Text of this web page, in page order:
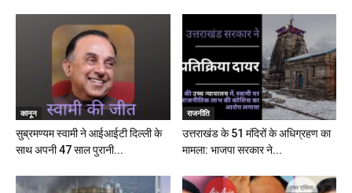
कानून
सुब्रमण्यम स्वामी ने आईआईटी दिल्ली के
साथ अपनी 47 साल पुरानी...
राजनीति
उत्तराखंड के 51 मंदिरों के अधिग्रहण का
मामला: भाजपा सरकार ने...